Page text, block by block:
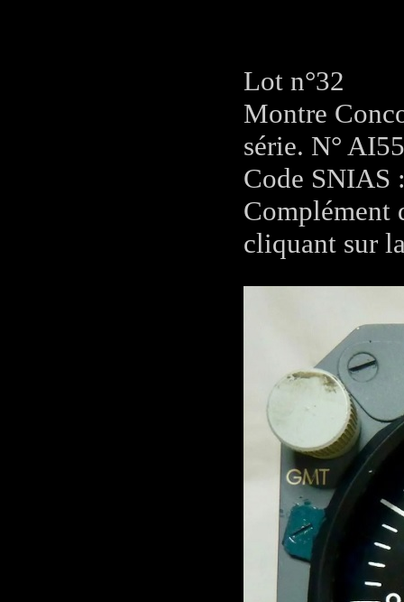
Lot n°32
Montre
série. N°
Code SNIAS
Complément
cliquant sur